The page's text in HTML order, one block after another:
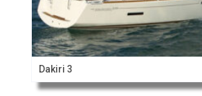
Dakiri 3